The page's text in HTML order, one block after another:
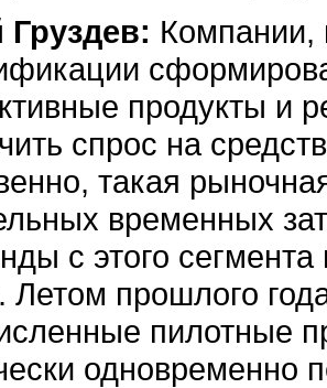
Груздев: Компании,
продукты и
спрос на
такая
временных
с этого
Летом прошлого
пилотные
одновременно